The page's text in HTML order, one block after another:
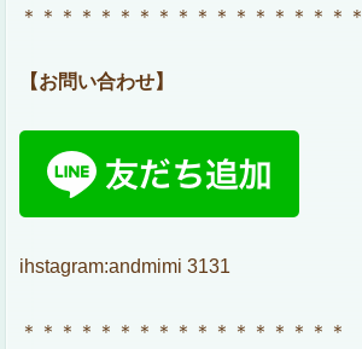
＊＊＊＊＊＊＊＊＊＊＊＊＊＊＊＊＊＊
【お問い合わせ】
ihstagram:andmimi 3131
＊＊＊＊＊＊＊＊＊＊＊＊＊＊＊＊＊